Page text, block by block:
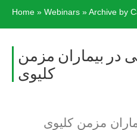
Home » Webinars »Archive by
در بیماران مزمن
کلیوی
مزمن کلیوی